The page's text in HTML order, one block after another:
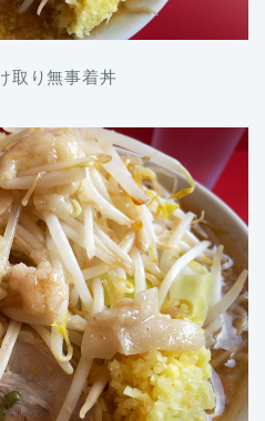
取り無事着丼